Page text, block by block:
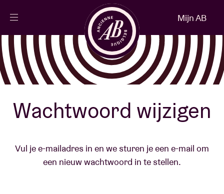
NL
Agenda
Bezoekersinfo
Mijn AB
Wachtwoord wijzigen
Vul je e-mailadres in en we sturen je een e-mail om
een nieuw wachtwoord in te stellen.